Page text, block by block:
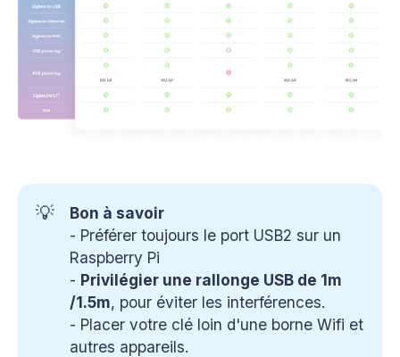
💡
Bon à savoir
- Préférer toujours le port USB2 sur un
Raspberry Pi
- Privilégier une rallonge USB de 1m
/1.5m, pour éviter les interférences.
- Placer votre clé loin d'une borne Wifi et
autres appareils.